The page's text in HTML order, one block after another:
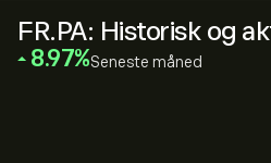
FR.PA: Historisk og
‎8.97‎ Seneste måned